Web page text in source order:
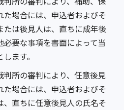
た場合には、申込者およびそ
たは後見人は、直ちに成年後
必要な事項を書面によって当
ます。
判所の審判により、任意後見
た場合には、申込者およびそ
、直ちに任意後見人の氏名そ